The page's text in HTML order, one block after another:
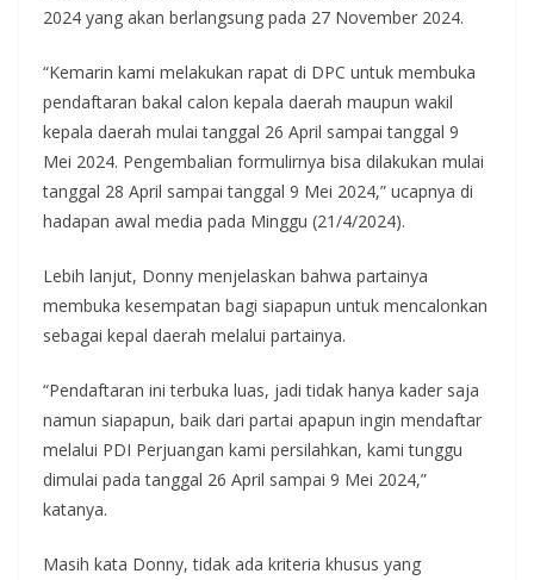
2024 yang akan berlangsung pada 27 November 2024.
“Kemarin kami melakukan rapat di DPC untuk membuka
pendaftaran bakal calon kepala daerah maupun wakil
kepala daerah mulai tanggal 26 April sampai tanggal 9
Mei 2024. Pengembalian formulirnya bisa dilakukan mulai
tanggal 28 April sampai tanggal 9 Mei 2024,” ucapnya di
hadapan awal media pada Minggu (21/4/2024).
Lebih lanjut, Donny menjelaskan bahwa partainya
membuka kesempatan bagi siapapun untuk mencalonkan
sebagai kepal daerah melalui partainya.
“Pendaftaran ini terbuka luas, jadi tidak hanya kader saja
namun siapapun, baik dari partai apapun ingin mendaftar
melalui PDI Perjuangan kami persilahkan, kami tunggu
dimulai pada tanggal 26 April sampai 9 Mei 2024,”
katanya.
Masih kata Donny, tidak ada kriteria khusus yang